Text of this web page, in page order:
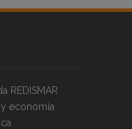
REDISMAR
economía